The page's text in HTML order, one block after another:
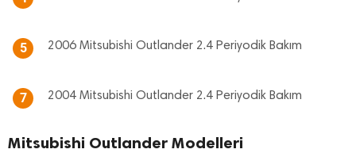
5 2006 Mitsubishi Outlander 2.4 Periyodik Bakım
7 2004 Mitsubishi Outlander 2.4 Periyodik Bakım
Mitsubishi Outlander Modelleri